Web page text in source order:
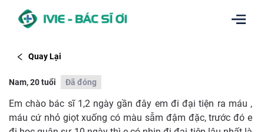
Quay Lại
Nam, 20 tuổi Đã đóng
Em chào bác sĩ 1,2 ngày gần đây em đi đại tiện ra máu ,
máu cứ nhỏ giọt xuống có màu sẫm đậm đặc, trước đó e